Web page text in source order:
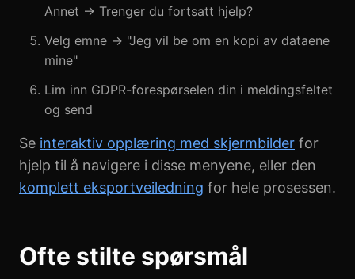
Annet → Trenger du fortsatt hjelp?
Velg emne → "Jeg vil be om en kopi av dataene
mine"
Lim inn GDPR-forespørselen din i meldingsfeltet
og send
Se interaktiv opplæring med skjermbilder for
hjelp til å navigere i disse menyene, eller den
komplett eksportveiledning for hele prosessen.
Ofte stilte spørsmål